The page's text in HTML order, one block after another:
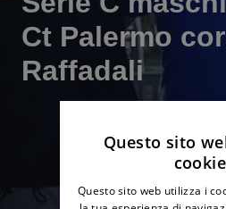
Ct Palermo
Raffadali
Questo sito
cookie
Questo sito web utilizza i